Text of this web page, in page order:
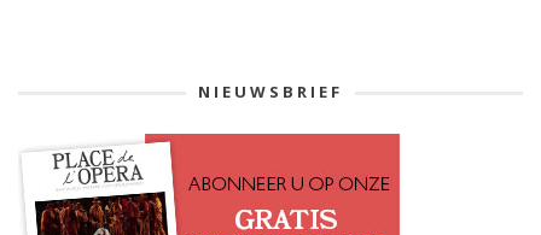
NIEUWSBRIEF